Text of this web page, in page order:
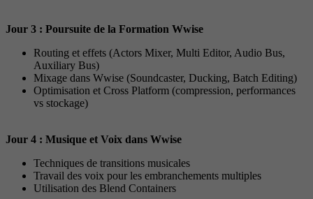
Jour 3 : Poursuite de la Formation Wwise
Routing et effets (Actors Mixer, Multi Editor, Audio Bus,
Auxiliary Bus)
Mixage dans Wwise (Soundcaster, Ducking, Batch Editing)
Optimisation et Cross Platform (compression, performances
vs stockage)
Jour 4 : Musique et Voix dans Wwise
Techniques de transitions musicales
Travail des voix pour les embranchements multiples
Utilisation des Blend Containers